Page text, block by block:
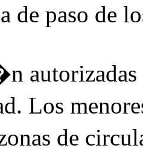
de paso de
autorizadas
Los
de